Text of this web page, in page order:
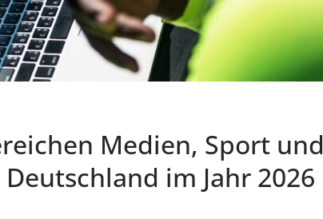
Medien, Sport und
im Jahr 2026